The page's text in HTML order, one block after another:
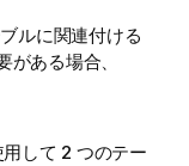
ルに関連付ける
ある場合、
して 2 つのテー